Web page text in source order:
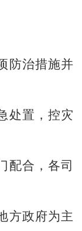
防治措施并
处置，控灾
配合， 各司
方政府为主